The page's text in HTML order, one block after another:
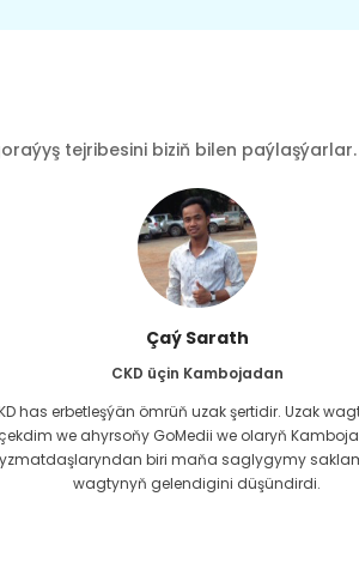
tejribesini biziň bilen paýlaşýarlar.
Çaý Sarath
CKD üçin Kambojadan
has erbetleşýän ömrüň uzak şertidir. Uzak
çekdim we ahyrsoňy GoMedii we olaryň
biri maňa saglygymy
wagtynyň gelendigini düşündirdi.